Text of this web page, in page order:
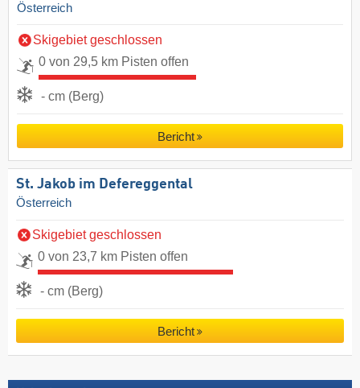
Österreich
Skigebiet geschlossen
0 von 29,5 km Pisten offen
- cm (Berg)
Bericht
St. Jakob im Defereggental
Österreich
Skigebiet geschlossen
0 von 23,7 km Pisten offen
- cm (Berg)
Bericht